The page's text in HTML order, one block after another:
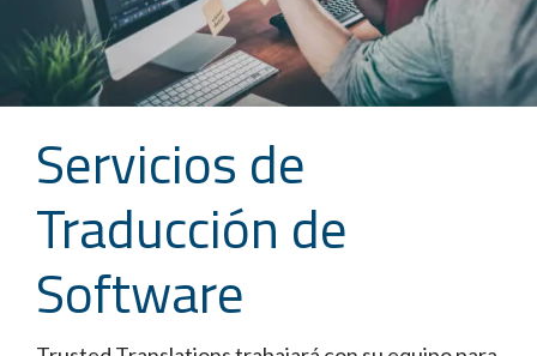
Servicios de
Traducción de
Software